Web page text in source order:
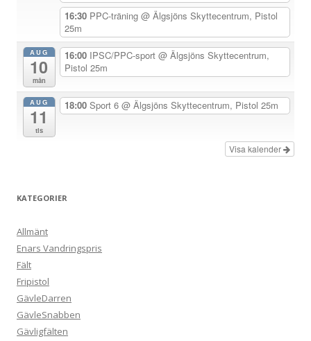
n
16:30 PPC-träning @ Älgsjöns Skyttecentrum, Pistol
25m
AUG
10
mån
16:00 IPSC/PPC-sport @ Älgsjöns Skyttecentrum,
Pistol 25m
AUG
11
tis
18:00 Sport 6 @ Älgsjöns Skyttecentrum, Pistol 25m
Visa kalender
KATEGORIER
Allmänt
Enars Vandringspris
Fält
Fripistol
GävleDarren
GävleSnabben
Gävligfälten